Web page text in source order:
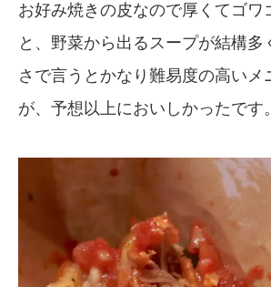
お好み焼きの皮なので厚くてゴワ
と、野菜から出るスープが結構多
さで言うとかなり難易度の高いメ
が、予想以上においしかったです。